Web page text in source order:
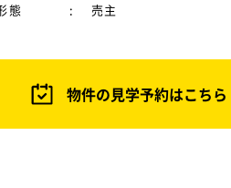
態
: 売主
物件の見学予約はこちら